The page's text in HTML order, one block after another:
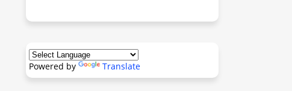
Powered by Translate